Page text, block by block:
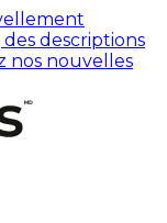
des descriptions
nos nouvelles